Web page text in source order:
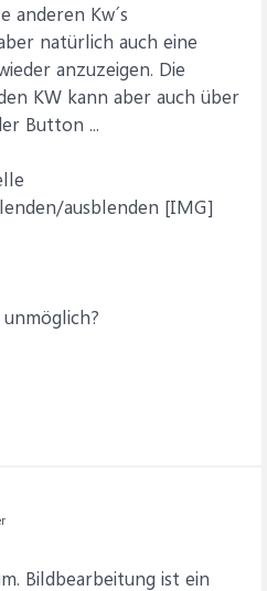
anderen Kw´s
natürlich auch eine
anzuzeigen. Die
KW kann aber auch über
Button ...
Bildbearbeitung ist ein